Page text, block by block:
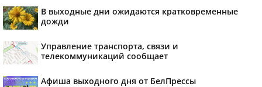
В выходные дни ожидаются кратковременные
дожди
Управление транспорта, связи и
телекоммуникаций сообщает
Афиша выходного дня от БелПрессы